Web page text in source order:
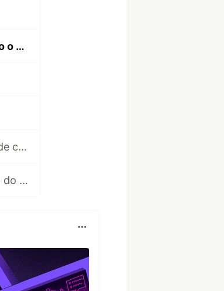
[Tutorial] Instalando, configurando e inicializando o Git no Linux
[Tutorial Git] fork: Como colaborar com projetos de código aberto
[Tutorial Git] git log/reflog: Verificando o histórico do git